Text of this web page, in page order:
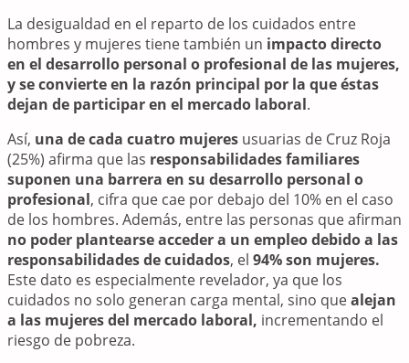
La desigualdad en el reparto de los cuidados entre
hombres y mujeres tiene también un impacto directo
en el desarrollo personal o profesional de las mujeres,
y se convierte en la razón principal por la que éstas
dejan de participar en el mercado laboral.
Así, una de cada cuatro mujeres usuarias de Cruz Roja
(25%) afirma que las responsabilidades familiares
suponen una barrera en su desarrollo personal o
profesional, cifra que cae por debajo del 10% en el caso
de los hombres. Además, entre las personas que afirman
no poder plantearse acceder a un empleo debido a las
responsabilidades de cuidados, el 94% son mujeres.
Este dato es especialmente revelador, ya que los
cuidados no solo generan carga mental, sino quealejan
a las mujeres del mercado laboral, incrementando el
riesgo de pobreza.